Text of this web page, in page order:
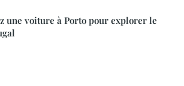
une voiture à Porto pour explorer le